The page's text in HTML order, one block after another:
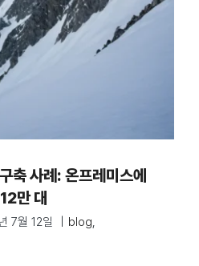
축 사례: 온프레미스에
만 대
7월 12일 blog,